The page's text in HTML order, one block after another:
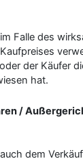
Falle des
der Käufer
hat.
/
dem